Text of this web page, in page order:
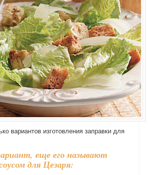
вариантов изготовления заправки для
еще его называют
для Цезаря: